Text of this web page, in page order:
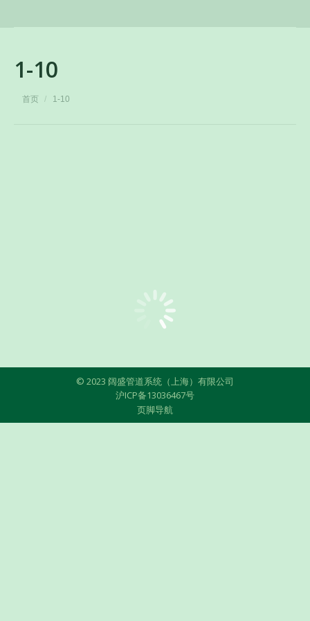
1-10
您在这里：
首页 1-10
© 2023 阔盛管道系统（上海）有限公司
沪ICP备13036467号
页脚导航